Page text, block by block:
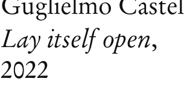
Lay itself open,
2022